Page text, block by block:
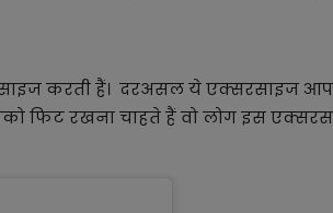
करती हैं। दरअसल ये एक्सरसाइज
फिट रखना चाहते हैं वो लोग इस